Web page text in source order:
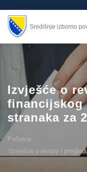
Središnje izborno
Izvješće o
financijskog
stranaka za
Početna
Izvješće o reviziji i